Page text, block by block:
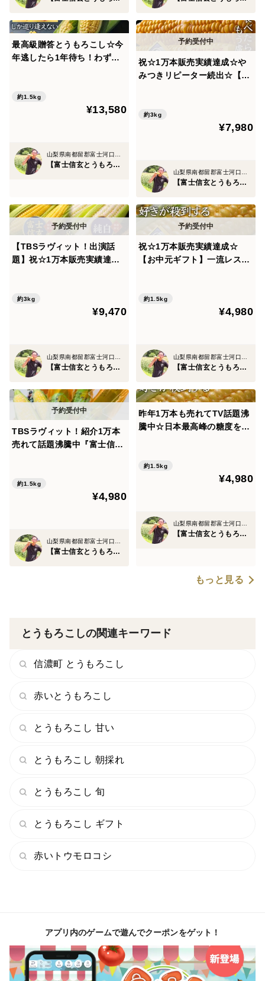
味わいも実が一粒一粒に凝縮されているので、濃厚でコ
クあるとうもろこしの旨味が存分に感じられます💡
それ故に"全国のとうもろこし好き"が毎年殺到するほど
です。それだけに収まらず
"食のプロ"も一度食べたらやみつきになってしまうほど
事実、
その濃厚なとうもろこしは口コミサイトで【星4.5以
上】を誇る東京やリゾート地の名だたる一流レストラン
御用達☆
到達する極上のとうもろこし🌽
ターが続出するほどの糖度を誇るのか？
5大要素】が折り重なった五重奏を奏でます！
🌽①500年代々受け継がれる秘伝農法。
山梨と言えば戦国時代最強と名高い『武田信玄』
実は河口湖と農業と武田信玄は深い関係があります。武
この馬は戦いだけではなく、実は農業にも活用されてお
り"ある方法"で作物を育て上げていました。
す。
そして、そのとうもろこしを武田信玄の所縁ある神社に
士山最古の神社"武田信玄公祈願所"という歴史があり、
して奉げられているとうもろこしこそ、当園の『富士信
🌽②日照時間日本一フルーツ王国山梨の環境
右する"生命線"であり、その命とも言える日照時間日本
一を誇るのが山梨県🗻
最高級贈答とうもろこし☆今
年逃したら1年待ち！わずか
ろこしブランド最高峰約1.5k
g【朝どれ】 【2026年8月予
約1.5kg
¥13,580
山梨県南都留郡富士河口湖町
【富士信玄とうもろこし】大澤園
祝☆1万本販売実績達成☆や
みつきリピーター続出☆【お
し』お得な約3kg☆旬の甘い
【朝どれ】トウモロコシ【8
約3kg
¥7,980
山梨県南都留郡富士河口湖町
【富士信玄とうもろこし】大澤園
【TBSラヴィット！出演話
題】祝☆1万本販売実績達成
ージ約3kg☆富士信玄とうも
ろこし一流レストラン御用達
約3kg
¥9,470
【富士信玄とうもろこし】大澤園
祝☆1万本販売実績達成☆
【お中元ギフト】一流レスト
こし』特大4本約1.5kg【朝ど
れ】【8月中旬予約】
約1.5kg
¥4,980
【富士信玄とうもろこし】大澤園
TBSラヴィット！紹介1万本
売れて話題沸騰中『富士信玄
の特大4本1.5kg【朝どれ】旬
の甘いトウモロコシ【夏ギフ
約1.5kg
¥4,980
山梨県南都留郡富士河口湖町
【富士信玄とうもろこし】大澤園
昨年1万本も売れてTV話題沸
騰中☆日本最高峰の糖度を誇
1.5kg☆旬の甘いトウモロコ
約1.5kg
¥4,980
山梨県南都留郡富士河口湖町
【富士信玄とうもろこし】大澤園
もっと見る
とうもろこしの関連キーワード
信濃町 とうもろこし
赤いとうもろこし
とうもろこし 甘い
とうもろこし 朝採れ
とうもろこし 旬
とうもろこし ギフト
赤いトウモロコシ
アプリ内のゲームで遊んでクーポンをゲット！